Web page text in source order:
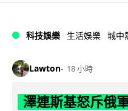
科技娛樂 生活娛樂 城中
Lawton 18 小時
澤連斯基怒斥俄